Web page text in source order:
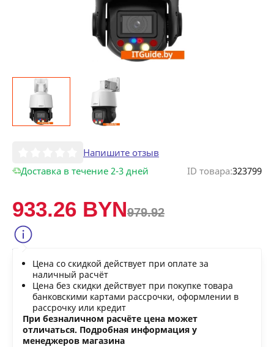
Напишите отзыв
Доставка в течение 2-3 дней
ID товара:323799
933.26 BYN979.92
Цена со скидкой действует при оплате за
наличный расчёт
Цена без скидки действует при покупке товара
банковскими картами рассрочки, оформлении в
рассрочку или кредит
При безналичном расчёте цена может
отличаться. Подробная информация у
менеджеров магазина
Нашли дешевле?